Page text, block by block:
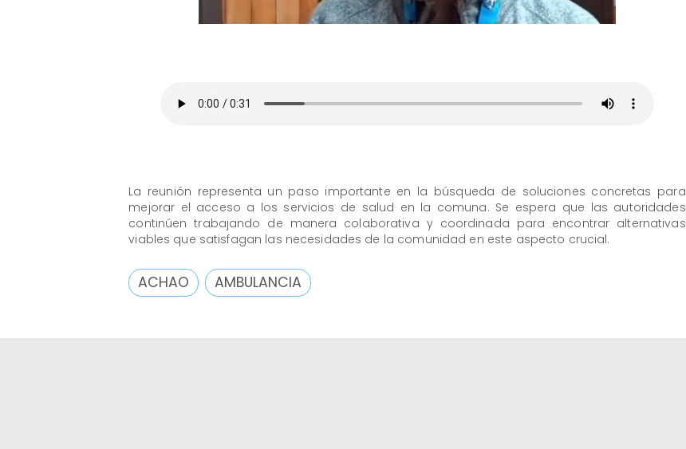
La reunión representa un paso importante en la búsqueda de soluciones concretas para
mejorar el acceso a los servicios de salud en la comuna. Se espera que las autoridades
continúen trabajando de manera colaborativa y coordinada para encontrar alternativas
viables que satisfagan las necesidades de la comunidad en este aspecto crucial.
ACHAO AMBULANCIA